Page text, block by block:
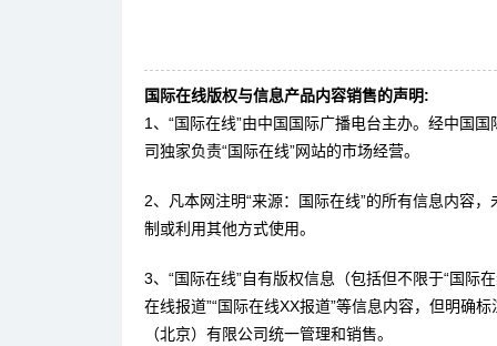
国际在线版权与信息产品内容销售的声明:
1、“国际在线”由中国国际广播电台主办。经中国
司独家负责“国际在线”网站的市场经营。
2、凡本网注明“来源：国际在线”的所有信息内容
制或利用其他方式使用。
3、“国际在线”自有版权信息（包括但不限于“国际
在线报道”“国际在线XX报道”等信息内容，但明确
（北京）有限公司统一管理和销售。